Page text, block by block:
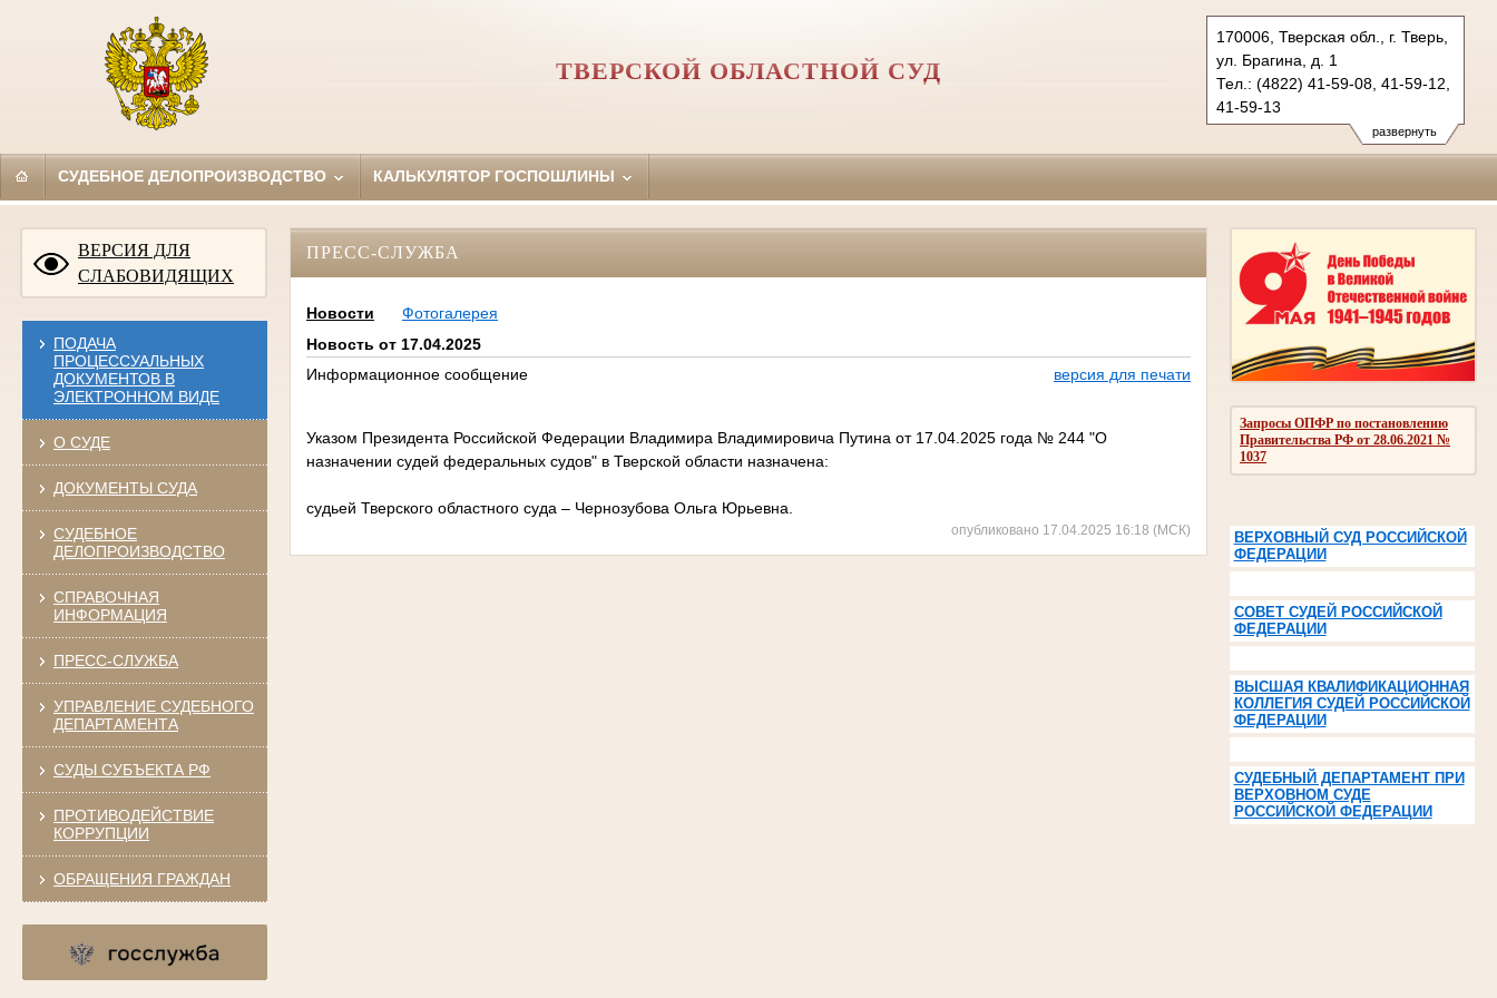
развернуть
170006, Тверская обл., г. Тверь,
ул. Брагина, д. 1
Тел.: (4822) 41-59-08, 41-59-12,
41-59-13
oblsud.twr@sudrf.ru
ТВЕРСКОЙ ОБЛАСТНОЙ СУД
СУДЕБНОЕ ДЕЛОПРОИЗВОДСТВО КАЛЬКУЛЯТОР ГОСПОШЛИНЫ
ВЕРСИЯ ДЛЯ
СЛАБОВИДЯЩИХ
ПОДАЧА
ПРОЦЕССУАЛЬНЫХ
ДОКУМЕНТОВ В
ЭЛЕКТРОННОМ ВИДЕ
О СУДЕ
ДОКУМЕНТЫ СУДА
СУДЕБНОЕ
ДЕЛОПРОИЗВОДСТВО
СПРАВОЧНАЯ
ИНФОРМАЦИЯ
ПРЕСС-СЛУЖБА
УПРАВЛЕНИЕ СУДЕБНОГО
ДЕПАРТАМЕНТА
СУДЫ СУБЪЕКТА РФ
ПРОТИВОДЕЙСТВИЕ
КОРРУПЦИИ
ОБРАЩЕНИЯ ГРАЖДАН
Запросы ОПФР по постановлению
Правительства РФ от 28.06.2021 №
1037
ВЕРХОВНЫЙ СУД РОССИЙСКОЙ
ФЕДЕРАЦИИ
СОВЕТ СУДЕЙ РОССИЙСКОЙ
ФЕДЕРАЦИИ
ВЫСШАЯ КВАЛИФИКАЦИОННАЯ
КОЛЛЕГИЯ СУДЕЙ РОССИЙСКОЙ
ФЕДЕРАЦИИ
СУДЕБНЫЙ ДЕПАРТАМЕНТ ПРИ
ВЕРХОВНОМ СУДЕ
РОССИЙСКОЙ ФЕДЕРАЦИИ
ПРЕСС-СЛУЖБА
Новости
Фотогалерея
Новость от 17.04.2025
Информационное сообщение
версия для печати
Указом Президента Российской Федерации Владимира Владимировича Путина от 17.04.2025 года № 244 "О
назначении судей федеральных судов" в Тверской области назначена:
судьей Тверского областного суда – Чернозубова Ольга Юрьевна.
опубликовано 17.04.2025 16:18 (МСК)